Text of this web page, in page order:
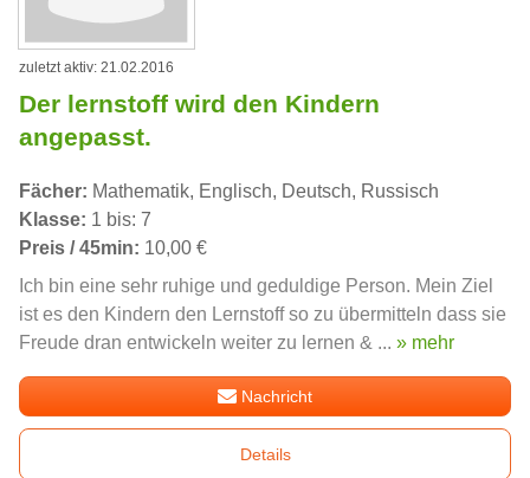
zuletzt aktiv: 21.02.2016
Der lernstoff wird den Kindern
angepasst.
Fächer: Mathematik, Englisch, Deutsch, Russisch
Klasse: 1 bis: 7
Preis / 45min: 10,00 €
Ich bin eine sehr ruhige und geduldige Person. Mein Ziel
ist es den Kindern den Lernstoff so zu übermitteln dass sie
Freude dran entwickeln weiter zu lernen & ... » mehr
Nachricht
Details